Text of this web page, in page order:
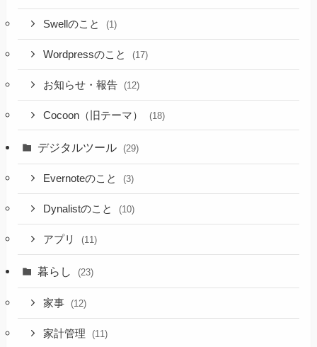
Swellのこと (1)
Wordpressのこと (17)
お知らせ・報告 (12)
Cocoon（旧テーマ） (18)
デジタルツール (29)
Evernoteのこと (3)
Dynalistのこと (10)
アプリ (11)
暮らし (23)
家事 (12)
家計管理 (11)